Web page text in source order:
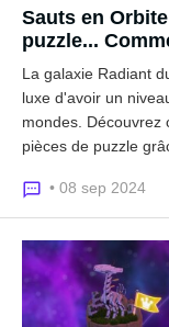
Sauts en
puzzle...
La galaxie Radiant
luxe d'avoir un
mondes. Découvrez
pièces de puzzle
• 08 sep 2024